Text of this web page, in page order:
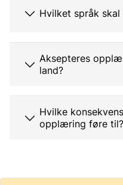
Hvilket språk
Aksepteres
land?
Hvilke
opplæring føre til?